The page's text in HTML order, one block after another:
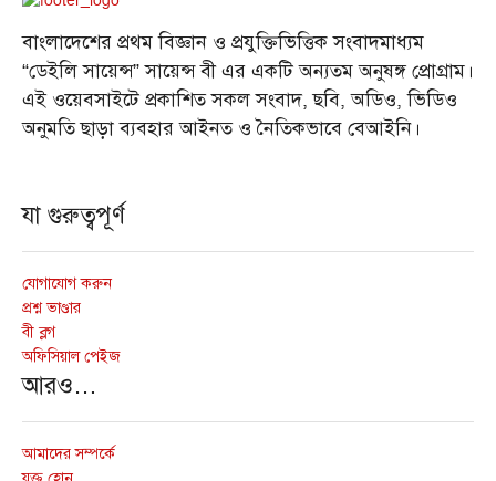
বাংলাদেশের প্রথম বিজ্ঞান ও প্রযুক্তিভিত্তিক সংবাদমাধ্যম
“ডেইলি সায়েন্স” সায়েন্স বী এর একটি অন্যতম অনুষঙ্গ প্রোগ্রাম।
এই ওয়েবসাইটে প্রকাশিত সকল সংবাদ, ছবি, অডিও, ভিডিও
অনুমতি ছাড়া ব্যবহার আইনত ও নৈতিকভাবে বেআইনি।
যা গুরুত্বপূর্ণ
যোগাযোগ করুন
প্রশ্ন ভাণ্ডার
বী ব্লগ
অফিসিয়াল পেইজ
আরও…
আমাদের সম্পর্কে